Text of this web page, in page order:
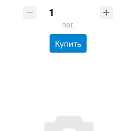
пог.
Купить